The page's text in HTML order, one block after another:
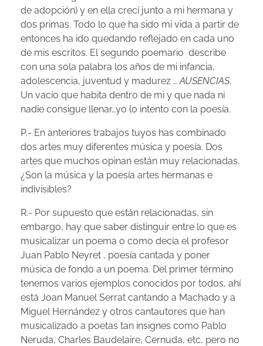
de adopción) y en ella crecí junto a mi hermana y
dos primas. Todo lo que ha sido mi vida a partir de
entonces ha ido quedando reflejado en cada uno
de mis escritos. El segundo poemario describe
con una sola palabra los años de mi infancia,
adolescencia, juventud y madurez …AUSENCIAS.
Un vacío que habita dentro de mi y que nada ni
nadie consigue llenar…yo lo intento con la poesía.
P.- En anteriores trabajos tuyos has combinado
dos artes muy diferentes música y poesía. Dos
artes que muchos opinan están muy relacionadas.
¿Son la música y la poesía artes hermanas e
indivisibles?
R.- Por supuesto que están relacionadas, sin
embargo, hay que saber distinguir entre lo que es
musicalizar un poema o como decía el profesor
Juan Pablo Neyret , poesía cantada y poner
música de fondo a un poema. Del primer término
tenemos varios ejemplos conocidos por todos, ahí
está Joan Manuel Serrat cantando a Machado y a
Miguel Hernández y otros cantautores que han
musicalizado a poetas tan insignes como Pablo
Neruda, Charles Baudelaire, Cernuda, etc, pero no